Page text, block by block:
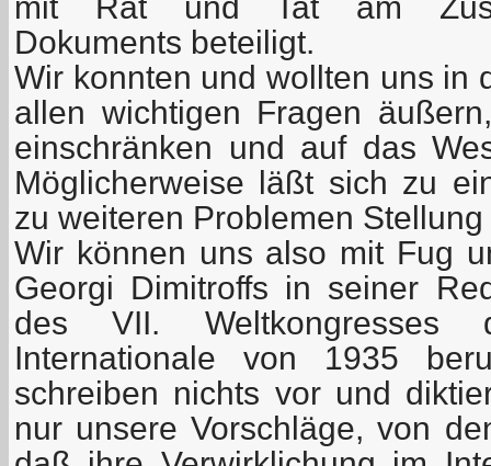
Dokuments beteiligt.
Wir konnten und wollten uns in
allen wichtigen Fragen
einschränken und auf das
Möglicherweise läßt sich zu
zu weiteren Problemen
Wir können uns also mit Fug
Georgi Dimitroffs in seiner
des VII. Weltkongresses
Internationale von 1935
schreiben nichts vor und
nur unsere Vorschläge, von